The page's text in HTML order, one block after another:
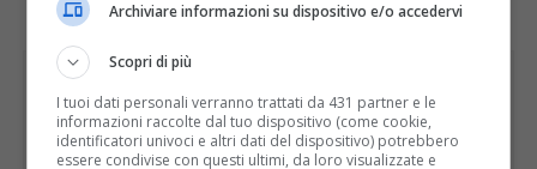
Archiviare informazioni su dispositivo e/o accedervi
Scopri di più
I tuoi dati personali verranno trattati da 431 partner e le
informazioni raccolte dal tuo dispositivo (come cookie,
identificatori univoci e altri dati del dispositivo) potrebbero
essere condivise con questi ultimi, da loro visualizzate e